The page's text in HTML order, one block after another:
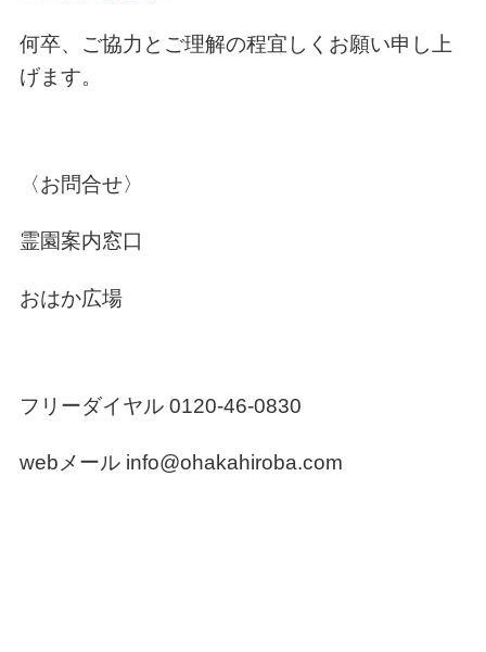
何卒、ご協力とご理解の程宜しくお願い申し上
げます。
〈お問合せ〉
霊園案内窓口
おはか広場
フリーダイヤル 0120-46-0830
webメール info@ohakahiroba.com